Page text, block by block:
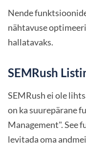
Nende
nähtavuse
hallatavaks.
SEMRush
SEMRush ei ole
on ka suurepärane
Management". See
levitada oma